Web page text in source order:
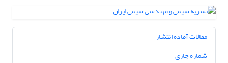
مقالات آماده انتشار
شماره جاری